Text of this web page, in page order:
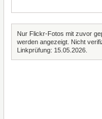
Nur Flickr-Fotos mit zuvor
werden angezeigt. Nicht
Linkprüfung: 15.05.2026.